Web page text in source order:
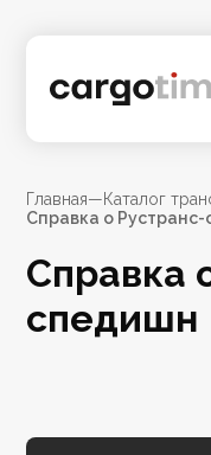
Главная—Каталог
Справка о
Справка
спедишн